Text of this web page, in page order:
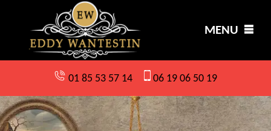
MENU
01 85 53 57 14 06 19 06 50 19